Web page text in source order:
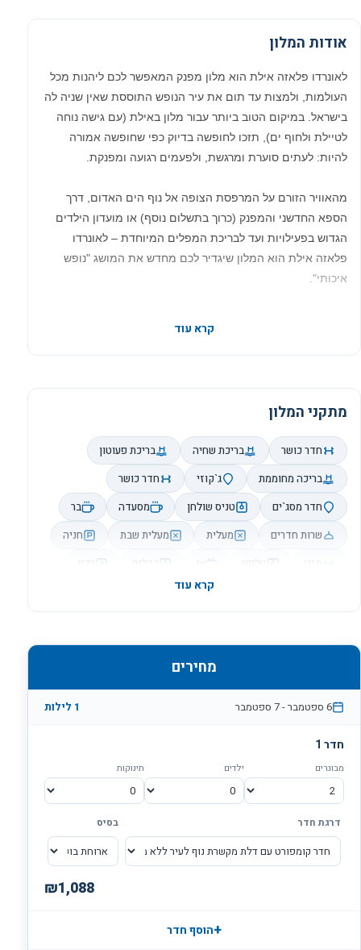
אודות המלון
לאונרדו פלאזה אילת הוא מלון מפנק המאפשר לכם ליהנות מכל
העולמות, ולמצות עד תום את עיר הנופש התוססת שאין שניה לה
בישראל. במיקום הטוב ביותר עבור מלון באילת (עם גישה נוחה
לטיילת ולחוף ים), תזכו לחופשה בדיוק כפי שחופשה אמורה
להיות: לעתים סוערת ומרגשת, ולפעמים רגועה ומפנקת.
מהאוויר הזורם על המרפסת הצופה אל נוף הים האדום, דרך
הספא החדשני והמפנק (כרוך בתשלום נוסף) או מועדון הילדים
הגדוש בפעילויות ועד לבריכת המפלים המיוחדת – לאונרדו
פלאזה אילת הוא המלון שיגדיר לכם מחדש את המושג "נופש
איכותי".
ידי ישראלים ותיירים רבים המבקשים ליהנות מפינוקי ספא,
קרא עוד
מתקני המלון
חדר כושר בריכת שחיה
בריכת פעוטון
בריכה מחוממת
ג`קוזי
חדר כושר
חדר מסג`ים
טניס שולחן מסעדה
בר
שרות חדרים
מעלית מעלית שבת
חניה
טלפון כבלים
אמבטיהקרא עוד
מחירים
6 ספטמבר -7 ספטמבר 1 לילות
חדר 1
מבוגרים ילדים תינוקות
דרגת חדר בסיס
₪1,088
+הוסף חדר